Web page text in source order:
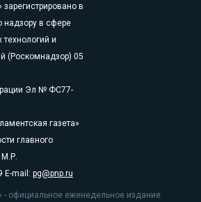
зарегистрировано в
в сфере
и
(Роскомнадзор) 05
Эл № ФС77-
газета»
главного
М.Р.
E-mail: pg@pnp.ru
- официальное еженедельное издание